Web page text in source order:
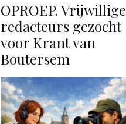
OPROEP. Vrijwillige
redacteurs gezocht
voor Krant van
Boutersem